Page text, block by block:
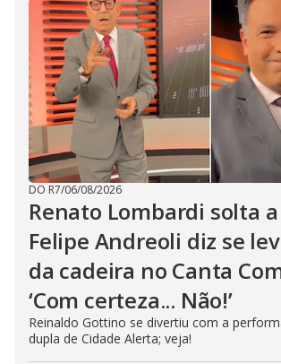
DO R7/06/08/2026
Renato Lombardi solta a
Felipe Andreoli diz se
da cadeira no Canta
‘Com certeza... Não!’
Reinaldo Gottino se divertiu com a
dupla de Cidade Alerta; veja!